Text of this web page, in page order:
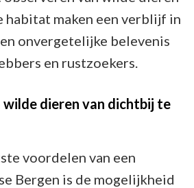
habitat maken een verblijf in
onvergetelijke belevenis
en rustzoekers.
dieren van dichtbij te
voordelen van een
Bergen is de mogelijkheid